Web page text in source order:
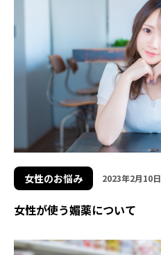
女性のお悩み 2023年2月10日
女性が使う媚薬について